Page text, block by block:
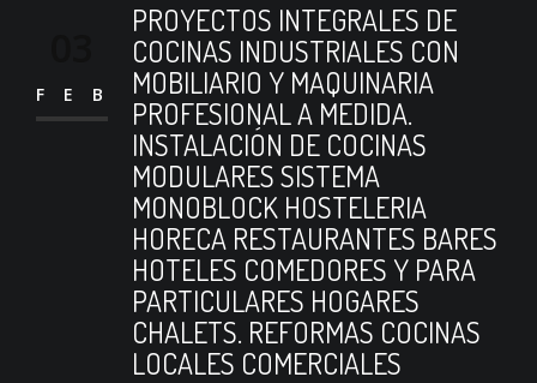
FEB
PROYECTOS INTEGRALES DE
COCINAS INDUSTRIALES CON
MOBILIARIO Y MAQUINARIA
PROFESIONAL A MEDIDA.
INSTALACIÓN DE COCINAS
MODULARES SISTEMA
MONOBLOCK HOSTELERIA
HORECA RESTAURANTES BARES
HOTELES COMEDORES Y PARA
PARTICULARES HOGARES
CHALETS. REFORMAS COCINAS
LOCALES COMERCIALES